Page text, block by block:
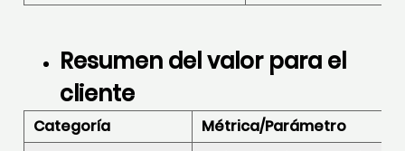
Resumen del valor para el
cliente
Categoría Métrica/Parámetro